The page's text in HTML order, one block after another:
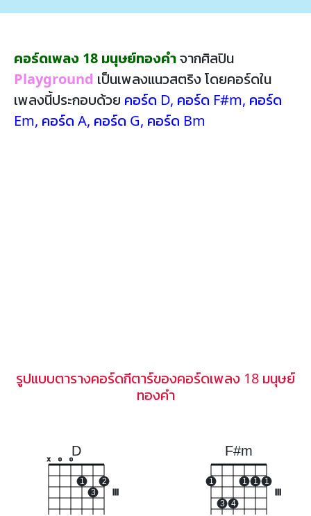
คอร์ดเพลง 18 มนุษย์ทองคำจากศิลปิน
Playground เป็นเพลงแนวสตริง โดยคอร์ดใน
เพลงนี้ประกอบด้วย คอร์ด D, คอร์ด F#m, คอร์ด
Em, คอร์ด A, คอร์ด G, คอร์ด Bm
รูปแบบตารางคอร์ดกีตาร์ของคอร์ดเพลง 18 มนุษย์
ทองคำ
D
x o o
1
3
2
F#m
1
3 4
1 1 1